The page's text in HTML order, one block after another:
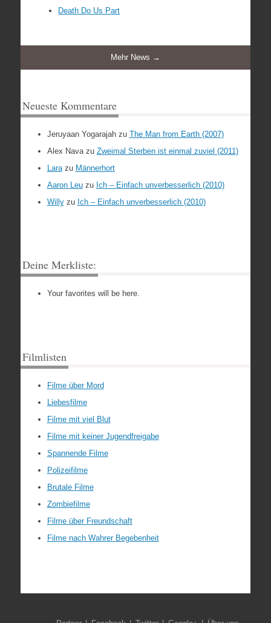
Death Do Us Part
Mehr News →
Neueste Kommentare
Jeruyaan Yogarajahzu The Man from Earth (2007)
Alex Navazu Zweimal Sterben ist einmal zuviel (2011)
Larazu Männerhort
Aaron Leuzu Ich – Einfach unverbesserlich (2010)
Willyzu Ich – Einfach unverbesserlich (2010)
Deine Merkliste:
Your favorites will be here.
Filmlisten
Filme über Mord
Liebesfilme
Filme mit viel Blut
Filme mit keiner Jugendfreigabe
Spannende Filme
Polizeifilme
Brutale Filme
Zombiefilme
Filme über Freundschaft
Filme nach Wahrer Begebenheit